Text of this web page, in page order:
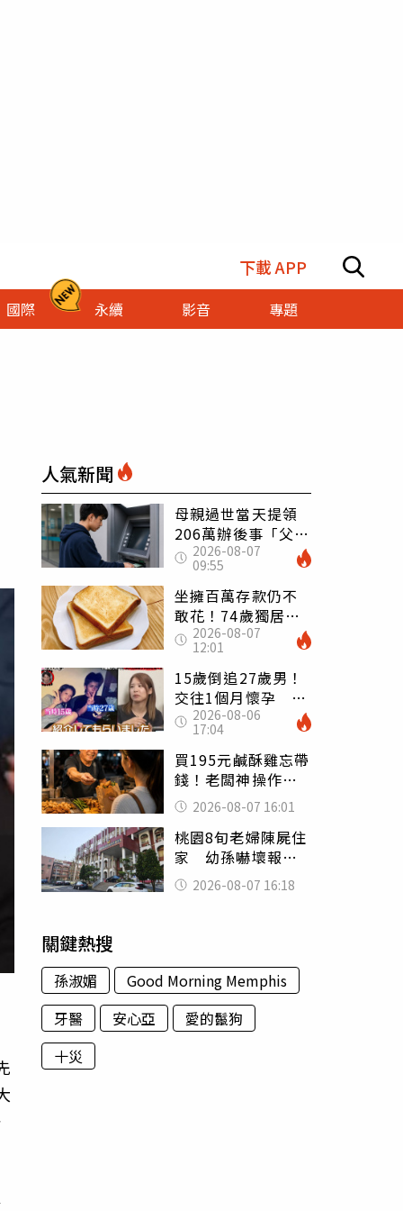
下載 APP
國際 永續 影音 專題
人氣新聞
母親過世當天提領
206萬辦後事「父子
遭判刑」 律師：
搶錢先下手是罪
2026-08-07
09:55
坐擁百萬存款仍不
敢花！74歲獨居翁
「1餐只吃1片吐
司」 半年後暴瘦
嚇壞女兒
2026-08-07
12:01
15歲倒追27歲男！
交往1個月懷孕 36
歲當阿嬤故事曝光
2026-08-06
17:04
買195元鹹酥雞忘帶
錢！老闆神操作
「倒找5元」 全網
看哭：這就是台灣
2026-08-07 16:01
桃園8旬老婦陳屍住
家 幼孫嚇壞報警
「公公殺了婆婆」
2026-08-07 16:18
關鍵熱搜
孫淑媚
Good Morning Memphis
牙醫
安心亞
愛的鬣狗
十災